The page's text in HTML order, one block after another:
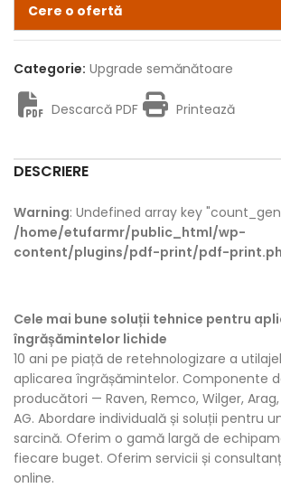
Cere o ofertă
Categorie: Upgrade semănătoare
Descarcă PDF Printează
DESCRIERE
Warning: Undefined array key
/home/etufarmr/public_html/wp-
content/plugins/pdf-print/pdf-
Cele mai bune soluții tehnice pentru
îngrășămintelor lichide
10 ani pe piață de retehnologizare a
aplicarea îngrășămintelor. Componente
producători — Raven, Remco, Wilger,
AG. Abordare individuală și soluții pentru
sarcină. Oferim o gamă largă de
fiecare buget. Oferim servicii și
online.